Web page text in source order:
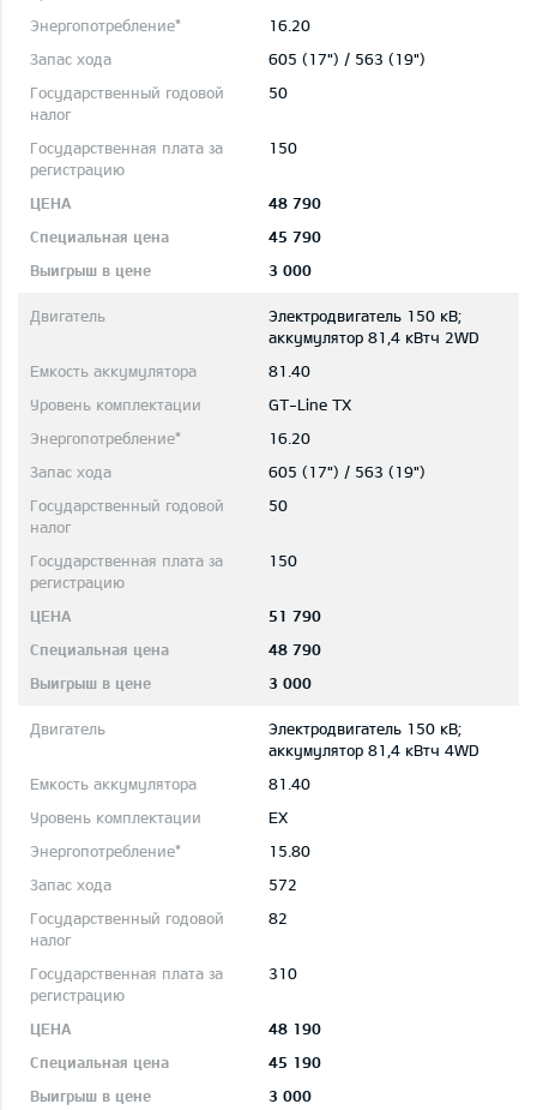
16.20
605 (17") / 563 (19")
50
150
48 790
45 790
3 000
Электродвигатель 150 кВ;
aккумулятор 81,4 кВтч 2WD
81.40
GT-Line TX
16.20
605 (17") / 563 (19")
50
150
51 790
48 790
3 000
Электродвигатель 150 кВ;
aккумулятор 81,4 кВтч 4WD
81.40
EX
15.80
572
82
310
48 190
45 190
3 000